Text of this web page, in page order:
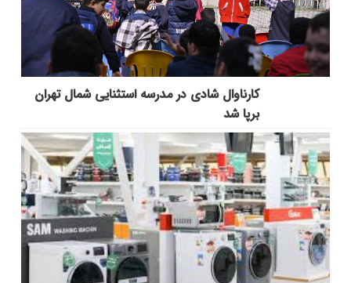
کارناوال شادی در مدرسه استثنایی شمال تهران
برپا شد